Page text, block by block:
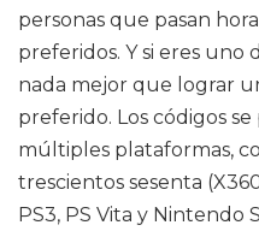
personas que pasan
preferidos. Y si eres uno
nada mejor que lograr
preferido. Los códigos
múltiples plataformas,
trescientos sesenta
PS3, PS Vita y Nintendo